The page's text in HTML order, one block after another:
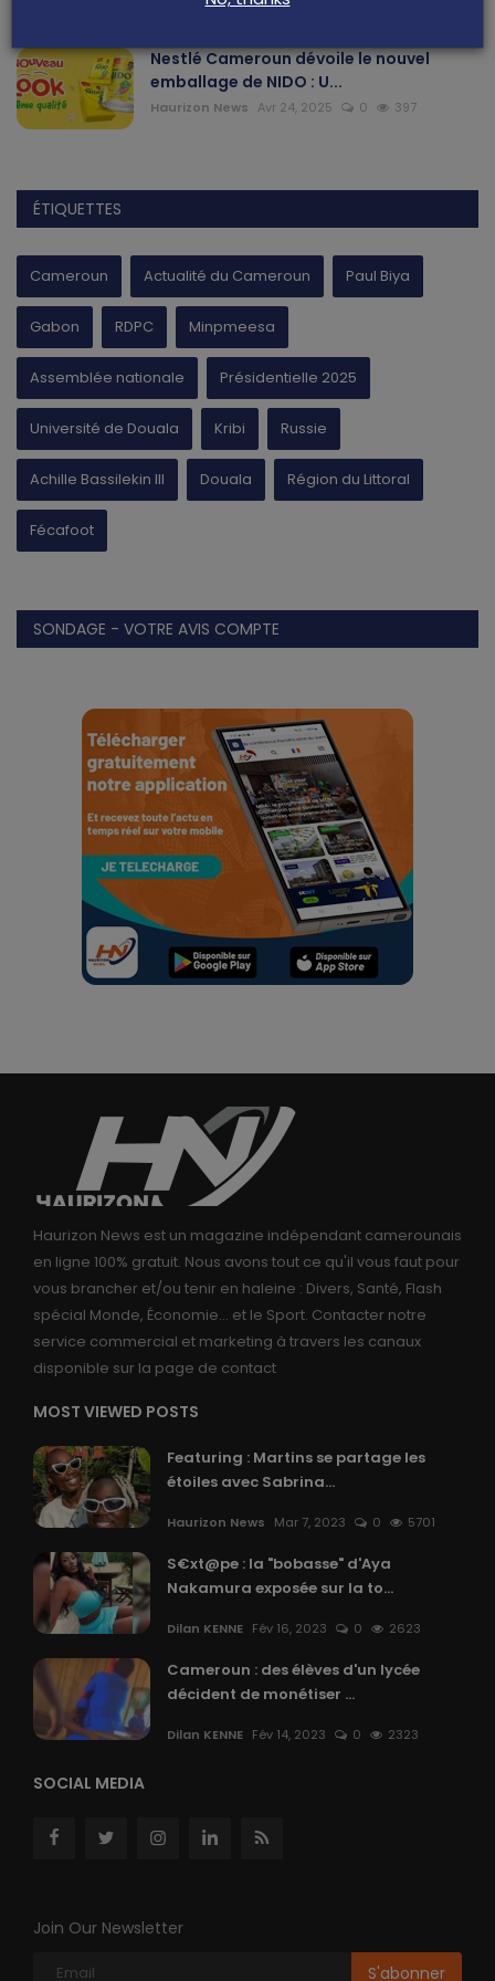
Nestlé Cameroun dévoile le nouvel
emballage de NIDO : U...
Haurizon News Avr 24, 2025 0 397
ÉTIQUETTES
Cameroun Actualité du Cameroun Paul Biya
Gabon RDPC Minpmeesa
Assemblée nationale Présidentielle 2025
Université de Douala Kribi Russie
Achille Bassilekin III Douala Région du Littoral
Fécafoot
SONDAGE - VOTRE AVIS COMPTE
Haurizon News est un magazine indépendant camerounais
en ligne 100% gratuit. Nous avons tout ce qu'il vous faut pour
vous brancher et/ou tenir en haleine : Divers, Santé, Flash
spécial Monde, Économie... et le Sport. Contacter notre
service commercial et marketing à travers les canaux
disponible sur la page de contact
MOST VIEWED POSTS
Featuring : Martins se partage les
étoiles avec Sabrina...
Haurizon News Mar 7, 2023 0 5701
S€xt@pe : la "bobasse" d'Aya
Nakamura exposée sur la to...
Dilan KENNE Fév 16, 2023 0 2623
Cameroun : des élèves d'un lycée
décident de monétiser ...
Dilan KENNE Fév 14, 2023 0 2323
SOCIAL MEDIA
Join Our Newsletter
S'abonner